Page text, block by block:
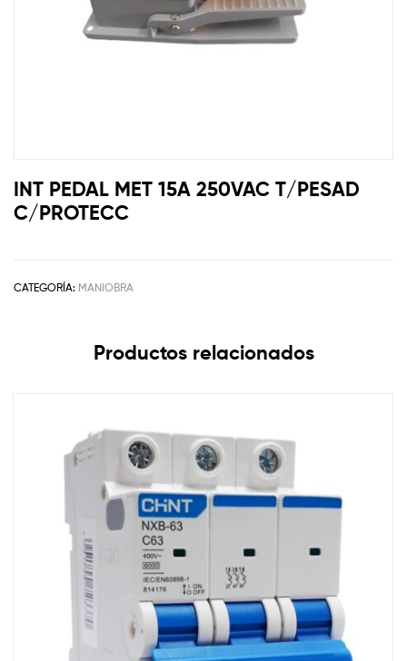
INT PEDAL MET 15A 250VAC T/PESAD
C/PROTECC
CATEGORÍA: MANIOBRA
Productos relacionados